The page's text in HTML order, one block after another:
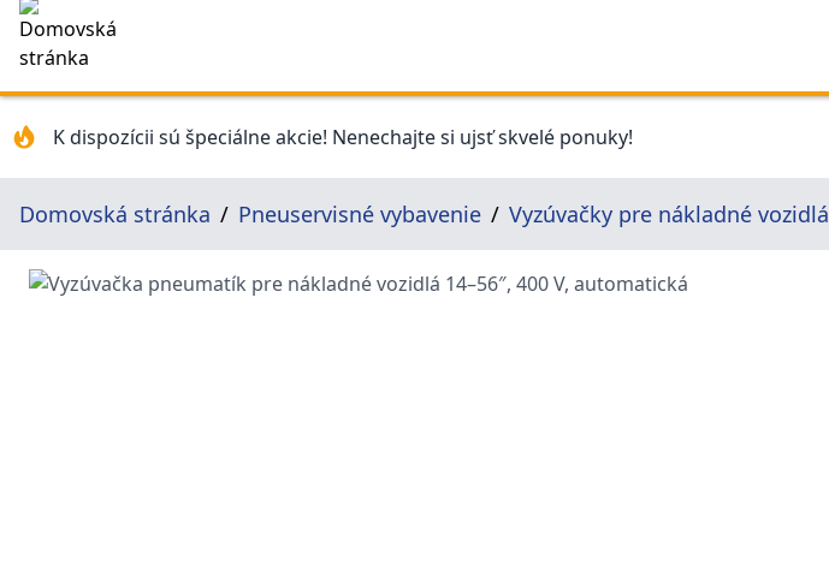
K dispozícii sú špeciálne akcie! Nenechajte si ujsť skvelé ponuky!
Domovská stránka Pneuservisné vybavenie Vyzúvačky pre nákladné vozidlá